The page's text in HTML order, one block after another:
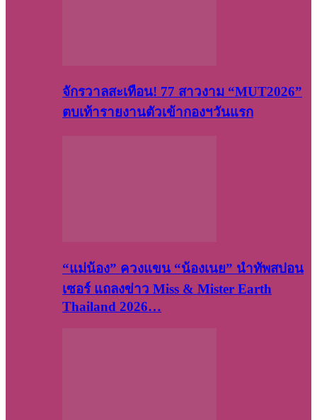
จักรวาลสะเทือน! 77 สาวงาม “MUT2026”
ตบเท้ารายงานตัวเข้ากองฯวันแรก
“แม่น้อง” ควงแขน “น้องเนย” นำทัพสปอน
เซอร์ แถลงข่าว Miss & Mister Earth
Thailand 2026…